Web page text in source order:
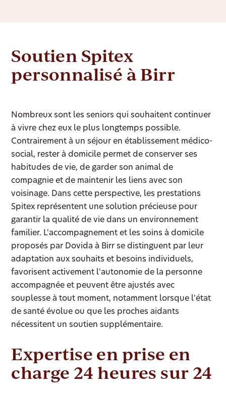
Soutien Spitex
personnalisé à Birr
Nombreux sont les seniors qui souhaitent continuer
à vivre chez eux le plus longtemps possible.
Contrairement à un séjour en établissement médico-
social, rester à domicile permet de conserver ses
habitudes de vie, de garder son animal de
compagnie et de maintenir les liens avec son
voisinage. Dans cette perspective, les prestations
Spitex représentent une solution précieuse pour
garantir la qualité de vie dans un environnement
familier. L'accompagnement et les soins à domicile
proposés par Dovida à Birr se distinguent par leur
adaptation aux souhaits et besoins individuels,
favorisent activement l'autonomie de la personne
accompagnée et peuvent être ajustés avec
souplesse à tout moment, notamment lorsque l'état
de santé évolue ou que les proches aidants
nécessitent un soutien supplémentaire.
Expertise en prise en
charge 24 heures sur 24